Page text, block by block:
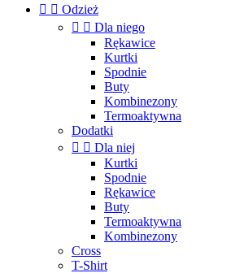
  Odzież
  Dla niego
Rękawice
Kurtki
Spodnie
Buty
Kombinezony
Termoaktywna
Dodatki
  Dla niej
Kurtki
Spodnie
Rękawice
Buty
Termoaktywna
Kombinezony
Cross
T-Shirt